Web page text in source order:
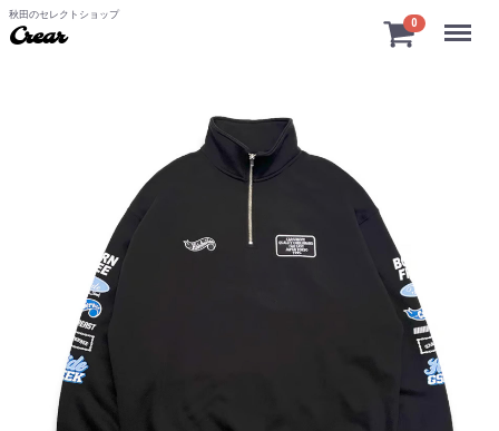
秋田のセレクトショップ
Crear
0 Menu